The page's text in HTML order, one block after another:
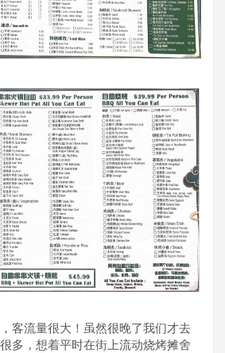
客流量很大！虽然很晚了我们才去
多，想着平时在街上流动烧烤摊舍